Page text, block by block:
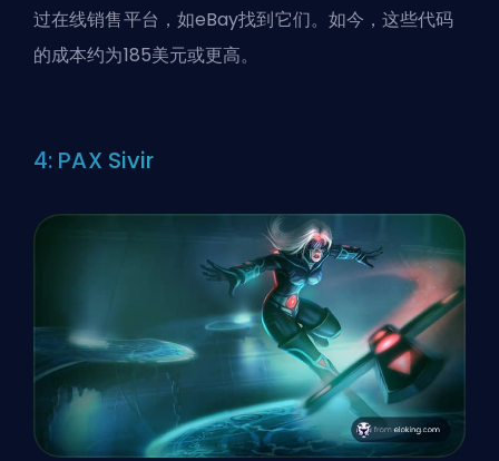
过在线销售平台，如eBay找到它们。如今，这些代码
的成本约为185美元或更高。
4: PAX Sivir